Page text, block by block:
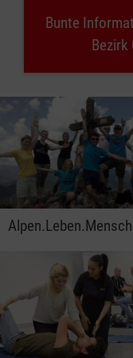
Bunte
Bezirk